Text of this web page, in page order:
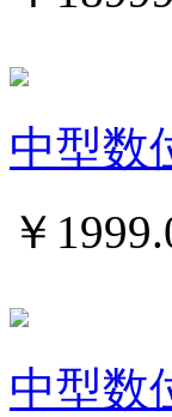
中型数
￥
中型数